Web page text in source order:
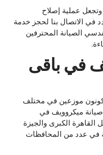
عملية إصلاح
في الاتصال بنا لحجز خدمة
الصيانة المحترفين
في باقى
يكونون موزعين في مختلف
ميكروويف في
الكبرى والجيزة
في عدد من المحافظات